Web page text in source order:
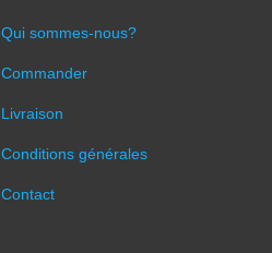
Qui sommes-nous?
Commander
Livraison
Conditions générales
Contact